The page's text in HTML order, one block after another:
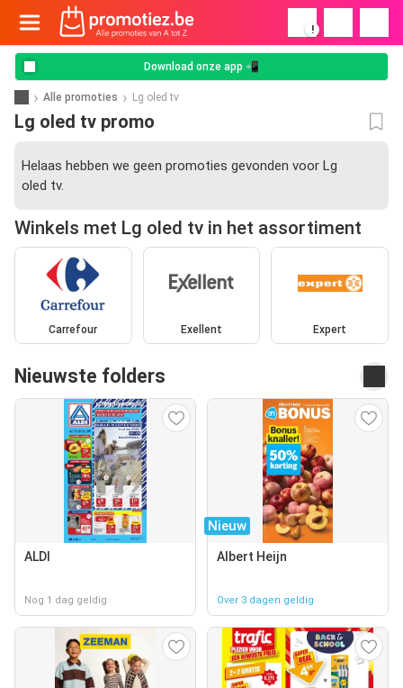
!
Download onze app 📲
Alle promoties Lg oled tv
Lg oled tv promo
Helaas hebben we geen promoties gevonden voor Lg
oled tv.
Winkels met Lg oled tv in het assortiment
Carrefour Exellent Expert
Nieuwste folders
ALDI
Nog 1 dag geldig
Nieuw
Albert Heijn
Over 3 dagen geldig